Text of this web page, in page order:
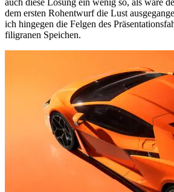
dem ersten Rohentwurf die Lust
ich hingegen die Felgen des
filigranen Speichen.